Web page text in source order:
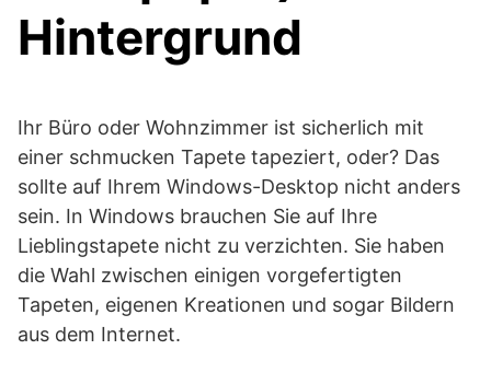
Hintergrund
Ihr Büro oder Wohnzimmer ist sicherlich mit
einer schmucken Tapete tapeziert, oder? Das
sollte auf Ihrem Windows-Desktop nicht anders
sein. In Windows brauchen Sie auf Ihre
Lieblingstapete nicht zu verzichten. Sie haben
die Wahl zwischen einigen vorgefertigten
Tapeten, eigenen Kreationen und sogar Bildern
aus dem Internet.